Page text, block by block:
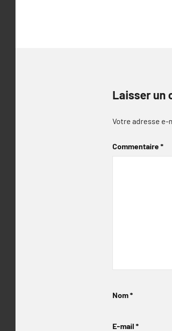
Laisser un
Votre adresse e-
Commentaire*
Nom*
E-mail *